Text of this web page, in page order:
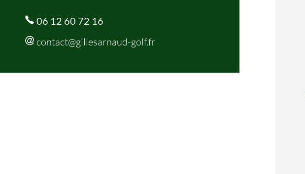
06 12 60 72 16
contact@gillesarnaud-golf.fr